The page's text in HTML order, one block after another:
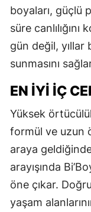
boyaları, güçlü
süre
gün değil,
sunmasını
EN İYI İÇ
Yüksek
formül ve uzun
araya
arayışında
öne çıkar.
yaşam